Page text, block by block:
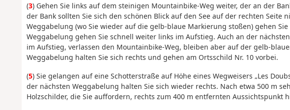
(3) Gehen Sie links auf dem steinigen Mountainbike-Weg weiter, der an der
der Bank sollten Sie sich den schönen Blick auf den See auf der rechten Seite
Weggabelung (wo Sie wieder auf die gelb-blaue Markierung stoßen) gehen
Weggabelung gehen Sie schnell weiter links im Aufstieg. Auch an der
im Aufstieg, verlassen den Mountainbike-Weg, bleiben aber auf der gelb-
Weggabelung halten Sie sich rechts und gehen am Ortsschild Nr. 10 vorbei.
(5) Sie gelangen auf eine Schotterstraße auf Höhe eines Wegweisers „Les
der nächsten Weggabelung halten Sie sich wieder rechts. Nach etwa 500 m
Holzschilder, die Sie auffordern, rechts zum 400 m entfernten Aussichtspunkt